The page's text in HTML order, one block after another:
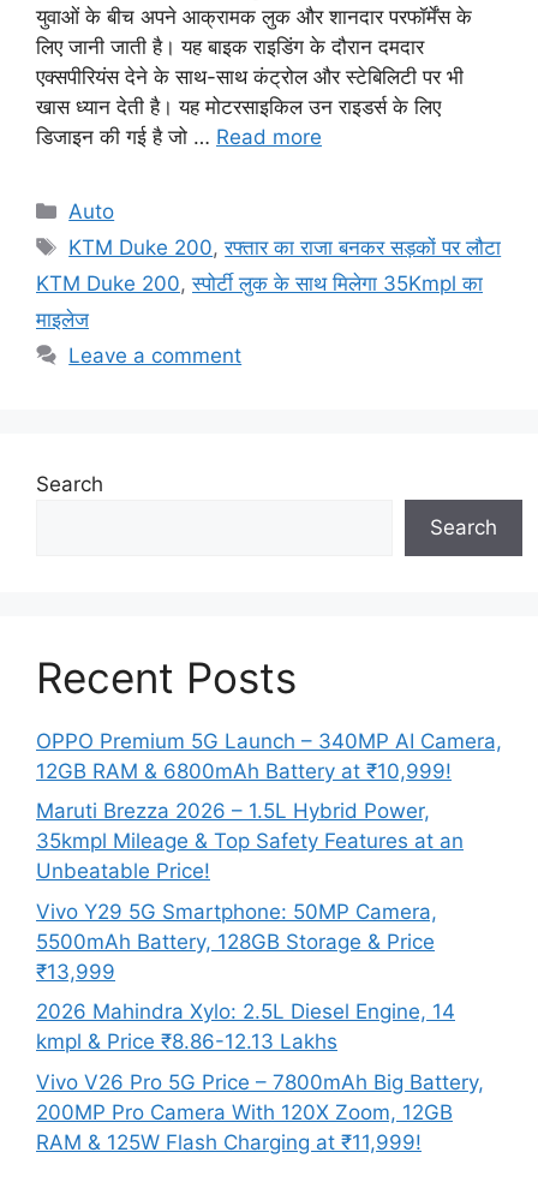
युवाओं के बीच अपने आक्रामक लुक और शानदार परफॉर्मेंस के
लिए जानी जाती है। यह बाइक राइडिंग के दौरान दमदार
एक्सपीरियंस देने के साथ-साथ कंट्रोल और स्टेबिलिटी पर भी
खास ध्यान देती है। यह मोटरसाइकिल उन राइडर्स के लिए
डिजाइन की गई है जो … Read more
Categories
Auto
Tags
KTM Duke 200,रफ्तार का राजा बनकर सड़कों पर लौटा
KTM Duke 200,स्पोर्टी लुक के साथ मिलेगा 35Kmpl का
माइलेज
Leave a comment
Search
Search
Recent Posts
OPPO Premium 5G Launch – 340MP AI Camera,
12GB RAM & 6800mAh Battery at ₹10,999!
Maruti Brezza 2026 – 1.5L Hybrid Power,
35kmpl Mileage & Top Safety Features at an
Unbeatable Price!
Vivo Y29 5G Smartphone: 50MP Camera,
5500mAh Battery, 128GB Storage & Price
₹13,999
2026 Mahindra Xylo: 2.5L Diesel Engine, 14
kmpl & Price ₹8.86-12.13 Lakhs
Vivo V26 Pro 5G Price – 7800mAh Big Battery,
200MP Pro Camera With 120X Zoom, 12GB
RAM & 125W Flash Charging at ₹11,999!